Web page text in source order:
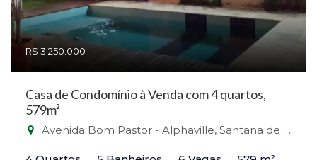
R$ 3.250.000
Casa de Condomínio à Venda com 4 quartos,
579m²
Avenida Bom Pastor - Alphaville, Santana de Parnaíba-SP